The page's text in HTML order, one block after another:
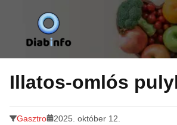
Tovább
tartalomra
Diabinfo.hu – Információk
Illatos-omlós
Gasztro 2025. október 12.